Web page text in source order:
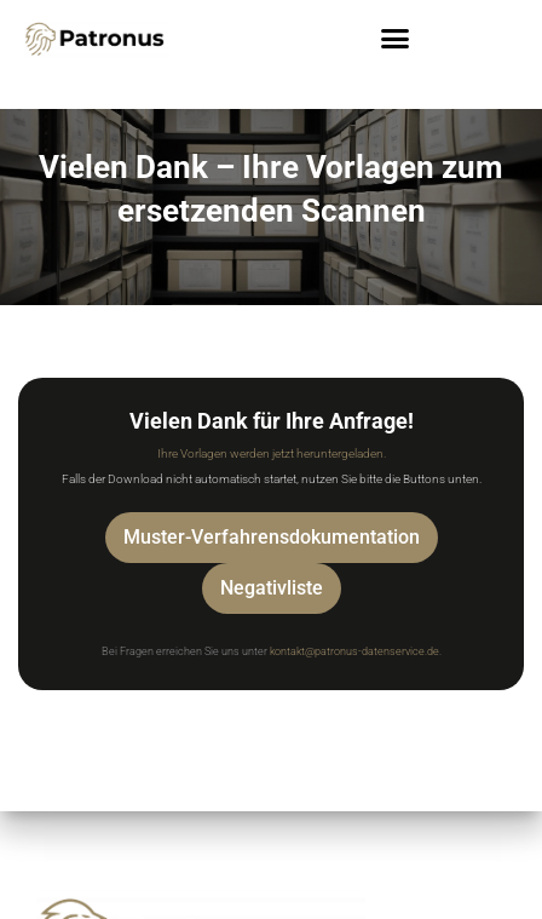
Vielen Dank – Ihre Vorlagen zum
ersetzenden Scannen
Vielen Dank für Ihre Anfrage!
Ihre Vorlagen werden jetzt heruntergeladen.
Falls der Download nicht automatisch startet, nutzen Sie bitte die Buttons unten.
Muster-Verfahrensdokumentation
Negativliste
Bei Fragen erreichen Sie uns unter kontakt@patronus-datenservice.de.